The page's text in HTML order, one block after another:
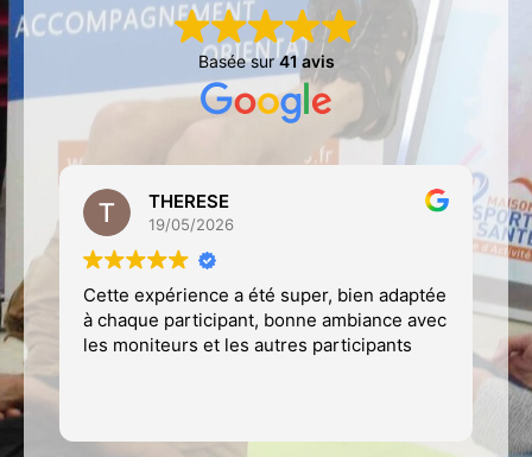
Basée sur41 avis
THERESE
19/05/2026
Cette expérience a été super, bien adaptée
à chaque participant, bonne ambiance avec
les moniteurs et les autres participants